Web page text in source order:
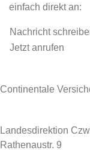
einfach direkt an:
Nachricht
Jetzt anrufen
Continentale
Landesdirektion
Rathenaustr. 9